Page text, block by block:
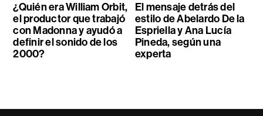
¿Quién era William Orbit,
el productor que trabajó
con Madonna y ayudó a
definir el sonido de los
2000?
El mensaje detrás del
estilo de Abelardo De la
Espriella y Ana Lucía
Pineda, según una
experta